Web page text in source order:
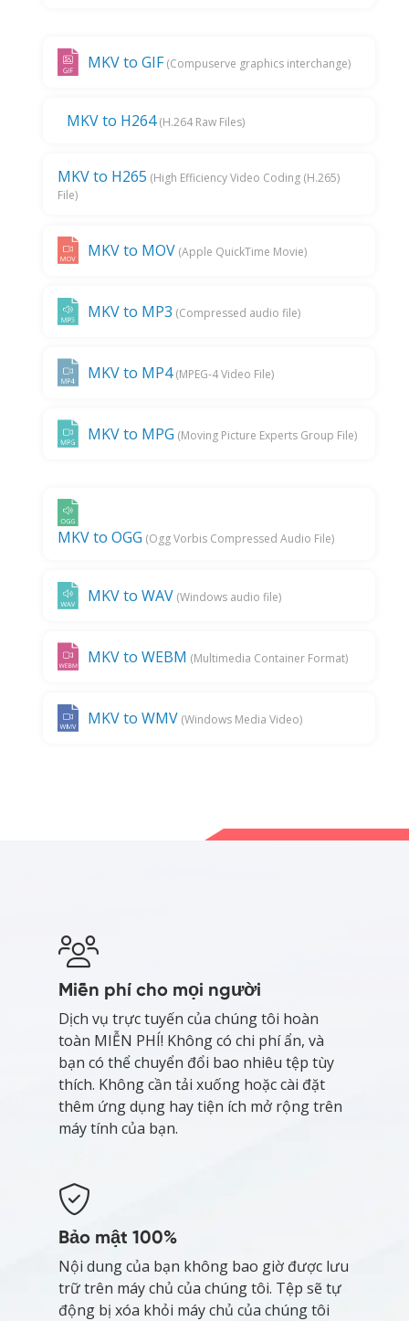
MKV to GIF (Compuserve graphics interchange)
MKV to H264(H.264 Raw Files)
MKV to H265 (High Efficiency Video Coding (H.265)
File)
MKV to MOV (Apple QuickTime Movie)
MKV to MP3 (Compressed audio file)
MKV to MP4(MPEG-4 Video File)
MKV to MPG (Moving Picture Experts Group File)
MKV to OGG (Ogg Vorbis Compressed Audio File)
MKV to WAV (Windows audio file)
MKV to WEBM (Multimedia Container Format)
MKV to WMV (Windows Media Video)
Miễn phí cho mọi người
Dịch vụ trực tuyến của chúng tôi hoàn
toàn MIỄN PHÍ! Không có chi phí ẩn, và
bạn có thể chuyển đổi bao nhiêu tệp tùy
thích. Không cần tải xuống hoặc cài đặt
thêm ứng dụng hay tiện ích mở rộng trên
máy tính của bạn.
Bảo mật 100%
Nội dung của bạn không bao giờ được lưu
trữ trên máy chủ của chúng tôi. Tệp sẽ tự
động bị xóa khỏi máy chủ của chúng tôi